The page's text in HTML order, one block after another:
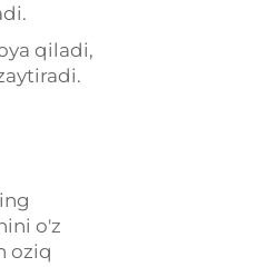
qiladi,
o'z
oziq